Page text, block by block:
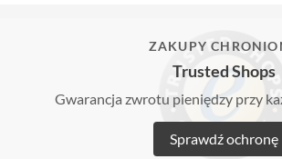
ZAKUPY
Trusted Shops
Gwarancja zwrotu pieniędzy przy
Sprawdź ochronę